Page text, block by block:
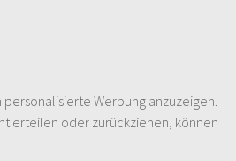
Werbung anzuzeigen.
erteilen oder zurückziehen, können